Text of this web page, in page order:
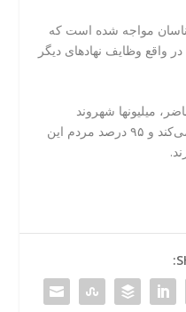
مواجه شده است که
واقع وظایف نهادهای دیگر
میلیونها شهروند
افغانستان گرسنگی حاد را تجربه می‌کند و ۹۵ درصد مردم این